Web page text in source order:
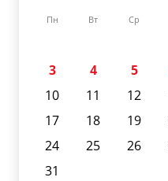
Пн Вт Ср
3
4 5
10
11 12
17
18 19
24
25 26
31